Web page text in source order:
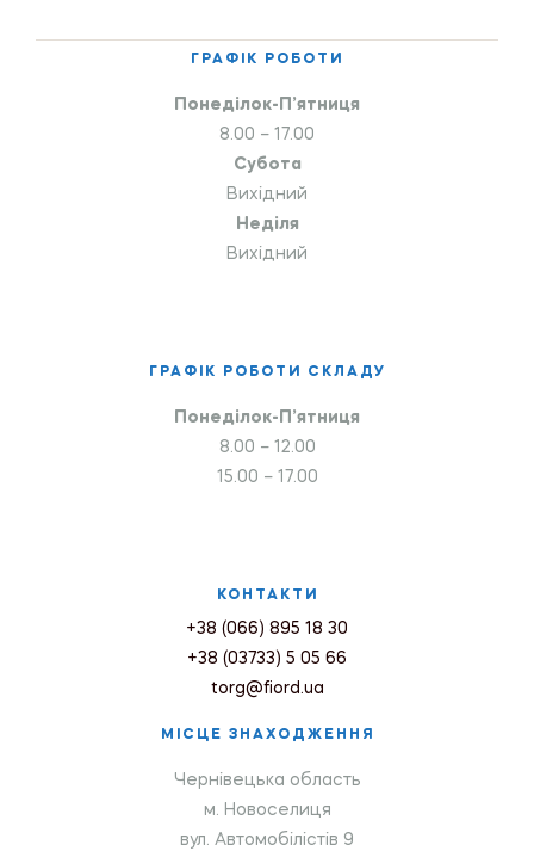
ГРАФІК РОБОТИ
Понеділок-П’ятниця
8.00 – 17.00
Субота
Вихідний
Неділя
Вихідний
ГРАФІК РОБОТИ СКЛАДУ
Понеділок-П’ятниця
8.00 – 12.00
15.00 – 17.00
КОНТАКТИ
+38 (066) 895 18 30
+38 (03733) 5 05 66
torg@fiord.ua
МІСЦЕ ЗНАХОДЖЕННЯ
Чернівецька область
м. Новоселиця
вул. Автомобілістів 9